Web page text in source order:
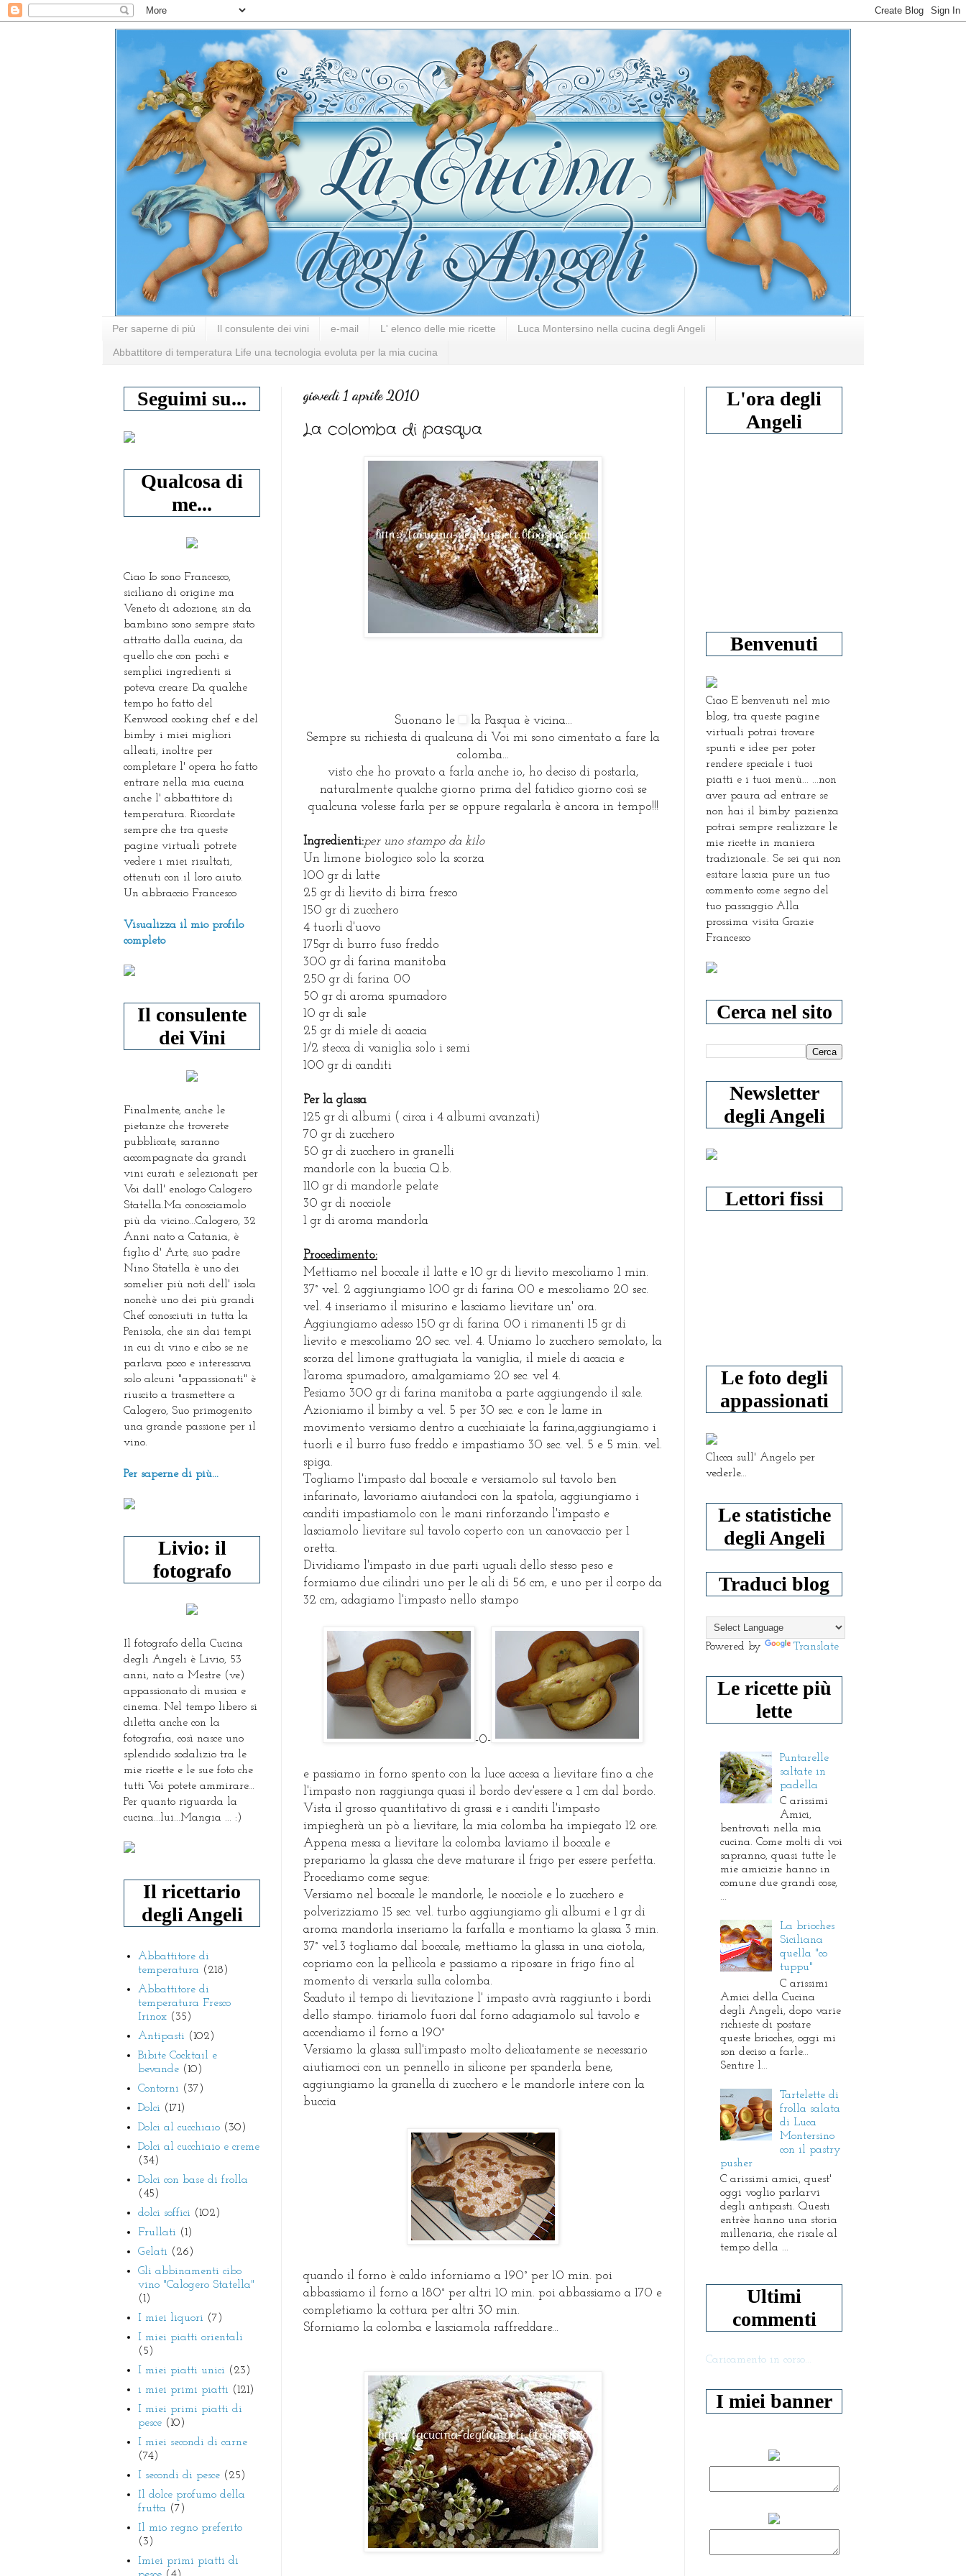
Per saperne di più Il consulente dei vini e-mail L' elenco delle mie ricette Luca Montersino nella cucina degli Angeli
Abbattitore di temperatura Life una tecnologia evoluta per la mia cucina
giovedì 1 aprile 2010
La colomba di pasqua
Suonano le
la Pasqua è vicina...
Sempre su richiesta di qualcuna di Voi mi sono cimentato a fare la
colomba...
visto che ho provato a farla anche io, ho deciso di postarla,
naturalmente qualche giorno prima del fatidico giorno così se
qualcuna volesse farla per se oppure regalarla è ancora in tempo!!!
Ingredienti:per uno stampo da kilo
Un limone biologico solo la scorza
100 gr di latte
25 gr di lievito di birra fresco
150 gr di zucchero
4 tuorli d'uovo
175gr di burro fuso freddo
300 gr di farina manitoba
250 gr di farina 00
50 gr di aroma spumadoro
10 gr di sale
25 gr di miele di acacia
1/2 stecca di vaniglia solo i semi
100 gr di canditi
Per la glassa
125 gr di albumi ( circa i 4 albumi avanzati)
70 gr di zucchero
50 gr di zucchero in granelli
mandorle con la buccia Q.b.
110 gr di mandorle pelate
30 gr di nocciole
1 gr di aroma mandorla
Procedimento:
Mettiamo nel boccale il latte e 10 gr di lievito mescoliamo 1 min.
37° vel. 2 aggiungiamo 100 gr di farina 00 e mescoliamo 20 sec.
vel. 4 inseriamo il misurino e lasciamo lievitare un' ora.
Aggiungiamo adesso 150 gr di farina 00 i rimanenti 15 gr di
lievito e mescoliamo 20 sec. vel. 4. Uniamo lo zucchero semolato, la
scorza del limone grattugiata la vaniglia, il miele di acacia e
l'aroma spumadoro, amalgamiamo 20 sec. vel 4.
Pesiamo 300 gr di farina manitoba a parte aggiungendo il sale.
Azioniamo il bimby a vel. 5 per 30 sec. e con le lame in
movimento versiamo dentro a cucchiaiate la farina,aggiungiamo i
tuorli e il burro fuso freddo e impastiamo 30 sec. vel. 5 e 5 min. vel.
spiga.
Togliamo l'impasto dal boccale e versiamolo sul tavolo ben
infarinato, lavoriamo aiutandoci con la spatola, aggiungiamo i
canditi impastiamolo con le mani rinforzando l'impasto e
lasciamolo lievitare sul tavolo coperto con un canovaccio per 1
oretta.
Dividiamo l'impasto in due parti uguali dello stesso peso e
formiamo due cilindri uno per le ali di 56 cm, e uno per il corpo da
32 cm, adagiamo l'impasto nello stampo
-0-
e passiamo in forno spento con la luce accesa a lievitare fino a che
l'impasto non raggiunga quasi il bordo dev'essere a 1 cm dal bordo.
Vista il grosso quantitativo di grassi e i canditi l'impasto
impiegherà un pò a lievitare, la mia colomba ha impiegato 12 ore.
Appena messa a lievitare la colomba laviamo il boccale e
prepariamo la glassa che deve maturare il frigo per essere perfetta.
Procediamo come segue:
Versiamo nel boccale le mandorle, le nocciole e lo zucchero e
polverizziamo 15 sec. vel. turbo aggiungiamo gli albumi e 1 gr di
aroma mandorla inseriamo la farfalla e montiamo la glassa 3 min.
37° vel.3 togliamo dal boccale, mettiamo la glassa in una ciotola,
copriamo con la pellicola e passiamo a riposare in frigo fino al
momento di versarla sulla colomba.
Scaduto il tempo di lievitazione l' impasto avrà raggiunto i bordi
dello stampo. tiriamolo fuori dal forno adagiamolo sul tavolo e
accendiamo il forno a 190°
Versiamo la glassa sull'impasto molto delicatamente se necessario
aiutiamoci con un pennello in silicone per spanderla bene,
aggiungiamo la granella di zucchero e le mandorle intere con la
buccia
quando il forno è caldo inforniamo a 190° per 10 min. poi
abbassiamo il forno a 180° per altri 10 min. poi abbassiamo a 170 e
completiamo la cottura per altri 30 min.
Sforniamo la colomba e lasciamola raffreddare...
Seguimi su...
Qualcosa di
me...
Ciao Io sono Francesco,
siciliano di origine ma
Veneto di adozione, sin da
bambino sono sempre stato
attratto dalla cucina, da
quello che con pochi e
semplici ingredienti si
poteva creare. Da qualche
tempo ho fatto del
Kenwood cooking chef e del
bimby i miei migliori
alleati, inoltre per
completare l' opera ho fatto
entrare nella mia cucina
anche l' abbattitore di
temperatura. Ricordate
sempre che tra queste
pagine virtuali potrete
vedere i miei risultati,
ottenuti con il loro aiuto.
Un abbraccio Francesco
Visualizza il mio profilo
completo
Il consulente
dei Vini
Finalmente, anche le
pietanze che troverete
pubblicate, saranno
accompagnate da grandi
vini curati e selezionati per
Voi dall' enologo Calogero
Statella.Ma conosciamolo
più da vicino...Calogero, 32
Anni nato a Catania, è
figlio d' Arte, suo padre
Nino Statella è uno dei
somelier più noti dell' isola
nonchè uno dei più grandi
Chef conosciuti in tutta la
Penisola, che sin dai tempi
in cui di vino e cibo se ne
parlava poco e interessava
solo alcuni "appassionati" è
riuscito a trasmettere a
Calogero, Suo primogenito
una grande passione per il
vino.
Per saperne di più...
Livio: il
fotografo
Il fotografo della Cucina
degli Angeli è Livio, 53
anni, nato a Mestre (ve)
appassionato di musica e
cinema. Nel tempo libero si
diletta anche con la
fotografia, così nasce uno
splendido sodalizio tra le
mie ricette e le sue foto che
tutti Voi potete ammirare...
Per quanto riguarda la
cucina...lui...Mangia ... :)
Il ricettario
degli Angeli
Abbattitore di
temperatura (218)
Abbattitore di
temperatura Fresco
Irinox (35)
Antipasti (102)
Bibite Cocktail e
bevande (10)
Contorni (37)
Dolci (171)
Dolci al cucchiaio (30)
Dolci al cucchiaio e creme
(34)
Dolci con base di frolla
(45)
dolci soffici (102)
Frullati (1)
Gelati (26)
Gli abbinamenti cibo
vino "Calogero Statella"
(1)
I miei liquori (7)
I miei piatti orientali
(5)
I miei piatti unici (23)
i miei primi piatti (121)
I miei primi piatti di
pesce (10)
I miei secondi di carne
(74)
I secondi di pesce (25)
Il dolce profumo della
frutta (7)
Il mio regno preferito
(3)
Imiei primi piatti di
L'ora degli
Angeli
Benvenuti
Ciao E benvenuti nel mio
blog, tra queste pagine
virtuali potrai trovare
spunti e idee per poter
rendere speciale i tuoi
piatti e i tuoi menù... ...non
aver paura ad entrare se
non hai il bimby pazienza
potrai sempre realizzare le
mie ricette in maniera
tradizionale.. Se sei qui non
esitare lascia pure un tuo
commento come segno del
tuo passaggio Alla
prossima visita Grazie
Francesco
Cerca nel sito
Newsletter
degli Angeli
Lettori fissi
Le foto degli
appassionati
Clicca sull' Angelo per
vederle...
Le statistiche
degli Angeli
Traduci blog
Powered by Translate
Le ricette più
lette
Puntarelle
saltate in
padella
C arissimi
Amici,
bentrovati nella mia
cucina. Come molti di voi
sapranno, quasi tutte le
mie amicizie hanno in
comune due grandi cose,
...
La brioches
Siciliana
quella "co
tuppu"
C arissimi
Amici della Cucina
degli Angeli, dopo varie
richieste di postare
queste brioches, oggi mi
son deciso a farle...
Sentire l...
Tartelette di
frolla salata
di Luca
Montersino
con il pastry
pusher
C arissimi amici, quest'
oggi voglio parlarvi
degli antipasti. Questi
entrèe hanno una storia
millenaria, che risale al
tempo della ...
Ultimi
commenti
Caricamento in corso...
I miei banner